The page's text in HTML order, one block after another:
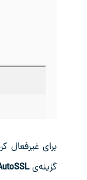
گزینه‌ی